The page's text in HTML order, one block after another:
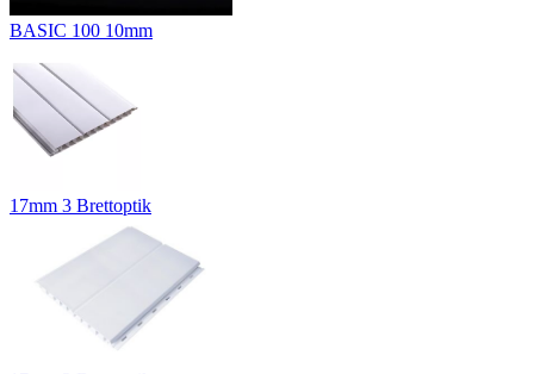
BASIC 100 10mm
17mm 3 Brettoptik